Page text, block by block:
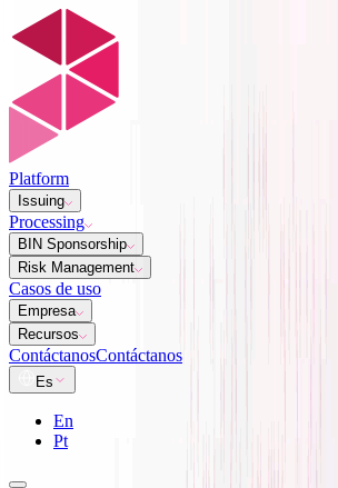
Platform
Issuing
Processing
BIN Sponsorship
Risk Management
Casos de uso
Empresa
Recursos
ContáctanosContáctanos
Es
En
Pt